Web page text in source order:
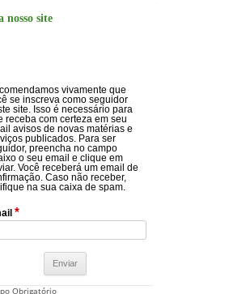
nosso site
vivamente que
se inscreva como seguidor
site. Isso é necessário para
receba com certeza em seu
avisos de novas matérias e
publicados. Para ser
preencha no campo
o seu email e clique em
Você receberá um email de
Caso não receber,
na sua caixa de spam.
*
Obrigatório